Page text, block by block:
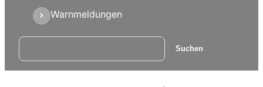
Warnmeldungen
Suchen Suchen